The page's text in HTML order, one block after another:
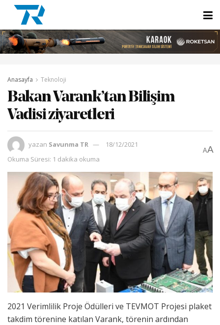
Anasayfa Teknoloji
Bakan Varank’tan Bilişim
Vadisi ziyaretleri
yazan Savunma TR
18/12/2021
Okuma Süresi: 1 dakika okuma
AA
2021 Verimlilik Proje Ödülleri ve TEVMOT Projesi plaket
takdim törenine katılan Varank, törenin ardından